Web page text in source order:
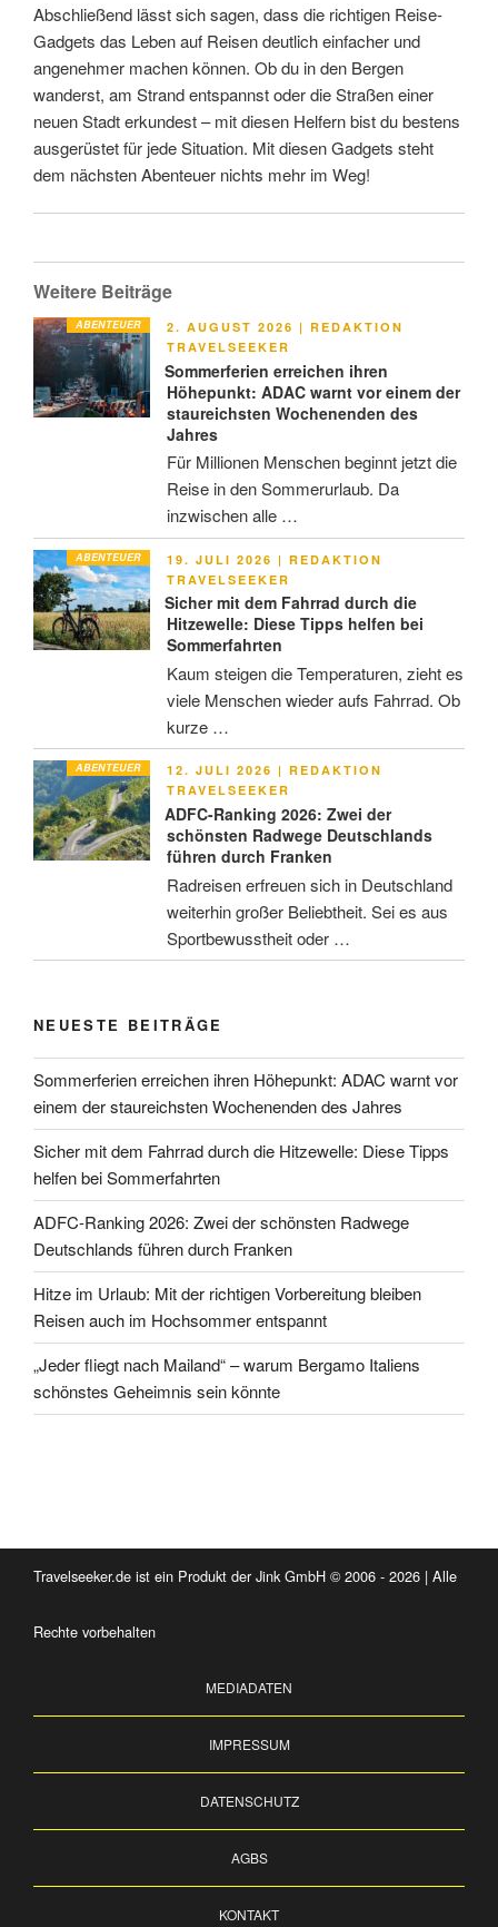
Abschließend lässt sich sagen, dass die richtigen Reise-
Gadgets das Leben auf Reisen deutlich einfacher und
angenehmer machen können. Ob du in den Bergen
wanderst, am Strand entspannst oder die Straßen einer
neuen Stadt erkundest – mit diesen Helfern bist du bestens
ausgerüstet für jede Situation. Mit diesen Gadgets steht
dem nächsten Abenteuer nichts mehr im Weg!
Weitere Beiträge
ABENTEUER
VERÖFFENTLICHT
AM
2. AUGUST 2026 | REDAKTION
TRAVELSEEKER
Sommerferien erreichen ihren
Höhepunkt: ADAC warnt vor einem der
staureichsten Wochenenden des
Jahres
Für Millionen Menschen beginnt jetzt die
Reise in den Sommerurlaub. Da
inzwischen alle …
ABENTEUER
VERÖFFENTLICHT
AM
19. JULI 2026 | REDAKTION
TRAVELSEEKER
Sicher mit dem Fahrrad durch die
Hitzewelle: Diese Tipps helfen bei
Sommerfahrten
Kaum steigen die Temperaturen, zieht es
viele Menschen wieder aufs Fahrrad. Ob
kurze …
ABENTEUER
VERÖFFENTLICHT
AM
12. JULI 2026 | REDAKTION
TRAVELSEEKER
ADFC-Ranking 2026: Zwei der
schönsten Radwege Deutschlands
führen durch Franken
Radreisen erfreuen sich in Deutschland
weiterhin großer Beliebtheit. Sei es aus
Sportbewusstheit oder …
NEUESTE BEITRÄGE
Sommerferien erreichen ihren Höhepunkt: ADAC warnt vor
einem der staureichsten Wochenenden des Jahres
Sicher mit dem Fahrrad durch die Hitzewelle: Diese Tipps
helfen bei Sommerfahrten
ADFC-Ranking 2026: Zwei der schönsten Radwege
Deutschlands führen durch Franken
Hitze im Urlaub: Mit der richtigen Vorbereitung bleiben
Reisen auch im Hochsommer entspannt
„Jeder fliegt nach Mailand“ – warum Bergamo Italiens
schönstes Geheimnis sein könnte
Travelseeker.de ist ein Produkt der Jink GmbH © 2006 - 2026 | Alle
Rechte vorbehalten
MEDIADATEN
IMPRESSUM
DATENSCHUTZ
AGBS
KONTAKT